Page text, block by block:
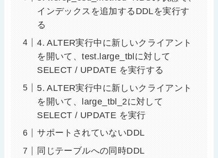
インデックスを追加するDDLを実行す
る
4. ALTER実行中に新しいクライアント
を開いて、test.large_tblに対して
SELECT / UPDATE を実行する
5. ALTER実行中に新しいクライアント
を開いて、large_tbl_2に対して
SELECT / UPDATE を実行
サポートされていないDDL
同じテーブルへの同時DDL